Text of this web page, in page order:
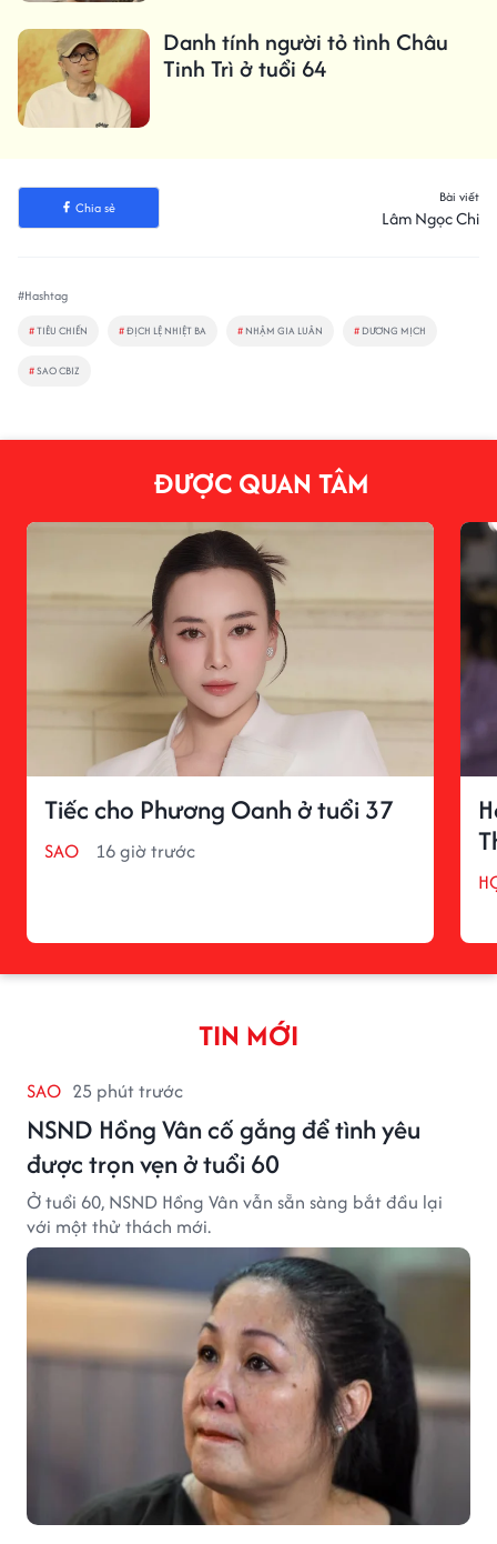
Danh tính người tỏ tình Châu
Tinh Trì ở tuổi 64
Chia sẻ
Bài viết
Lâm Ngọc Chi
#Hashtag
#TIÊU CHIẾN #ĐỊCH LỆ NHIỆT BA # NHẬM GIA LUÂN # DƯƠNG MỊCH
#SAO CBIZ
ĐƯỢC QUAN TÂM
Tiếc cho Phương Oanh ở tuổi 37
SAO 16 giờ trước
TIN MỚI
SAO 25 phút trước
NSND Hồng Vân cố gắng để tình yêu
được trọn vẹn ở tuổi 60
Ở tuổi 60, NSND Hồng Vân vẫn sẵn sàng bắt đầu lại
với một thử thách mới.